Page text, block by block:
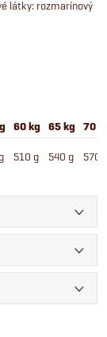
látky: rozmarínový
60 kg 65 kg 70
510 g 540 g 570